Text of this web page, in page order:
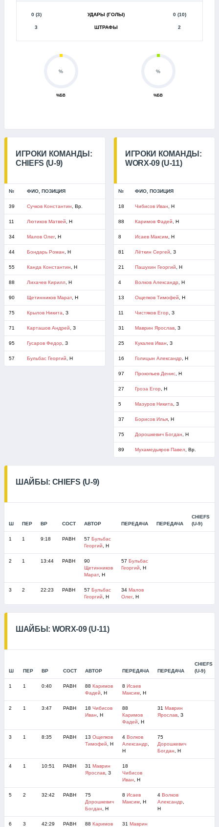
0 (3) УДАРЫ (ГОЛЫ) 0 (10)
3 ШТРАФЫ 2
%
%БВ
%
%БВ
ИГРОКИ КОМАНДЫ:
CHIEFS (U-9)
№ ФИО, ПОЗИЦИЯ
39 Сучков Константин , Вр.
11 Лютиков Матвей , Н
34 Малов Олег, Н
44 Бондарь Роман , Н
55 Канда Константин , Н
88 Лихачев Кирилл, Н
90 Щетинников Марат, Н
75 Крылов Никита , З
71 Карташов Андрей , З
95 Гусаров Федор , З
57 Бульбас Георгий , Н
ИГРОКИ КОМАНДЫ:
WORX-09 (U-11)
№ ФИО, ПОЗИЦИЯ
18 Чибисов Иван , Н
88 Каримов Фадей , Н
8 Исаев Максим, Н
81 Лёткин Сергей , З
21 Пашухин Георгий , Н
4 Волков Александр , Н
13 Ощепков Тимофей , Н
11 Чистяков Егор , З
31 Маврин Ярослав, З
25 Кукалев Иван , З
16 Голицын Александр , Н
97 Прокопьев Денис, Н
27 Гроза Егор , Н
5 Мазуров Никита , З
37 Борисов Илья, Н
75 Дорошкевич Богдан , Н
89 Мухамедьяров Павел, Вр.
ШАЙБЫ: CHIEFS (U-9)
Ш ПЕР ВР СОСТ АВТОР ПЕРЕДАЧА ПЕРЕДАЧА
CHIEFS
(U-9)
1 1 9:18 РАВН 57 Бульбас
Георгий , Н
2 1 13:44 РАВН
90
Щетинников
Марат, Н
57 Бульбас
Георгий , Н
3 2 22:23 РАВН 57 Бульбас
Георгий , Н
34 Малов
Олег, Н
ШАЙБЫ: WORX-09 (U-11)
Ш ПЕР ВР СОСТ АВТОР ПЕРЕДАЧА ПЕРЕДАЧА
CHIEFS
(U-9)
1 1 0:40 РАВН 88 Каримов
Фадей , Н
8 Исаев
Максим, Н
2 1 3:47 РАВН 18 Чибисов
Иван , Н
88
Каримов
Фадей , Н
31 Маврин
Ярослав, З
3 1 8:35 РАВН 13 Ощепков
Тимофей , Н
4 Волков
Александр
Н
75
Дорошкевич
Богдан , Н
4 1 10:51 РАВН 31 Маврин
Ярослав, З
18
Чибисов
Иван , Н
5 2 32:42 РАВН
75
Дорошкевич
Богдан , Н
8 Исаев
Максим, Н
4 Волков
Александр
Н
6 3 42:29 РАВН 88 Каримов
31 Маврин